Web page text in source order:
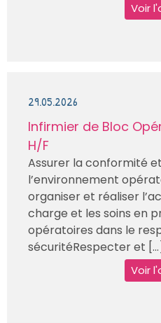
Voir
29.05.2026
Infirmier de Bloc
H/F
Assurer la conformité
l’environnement
organiser et réaliser
charge et les soins en
opératoires dans le
sécuritéRespecter et [...]
Voir